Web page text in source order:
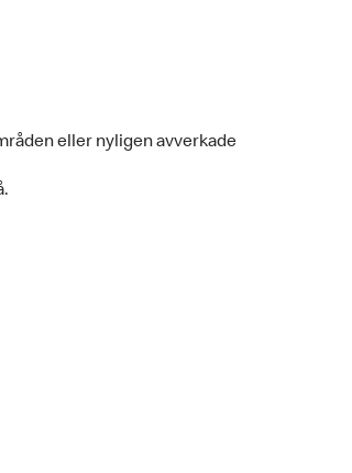
eller nyligen avverkade